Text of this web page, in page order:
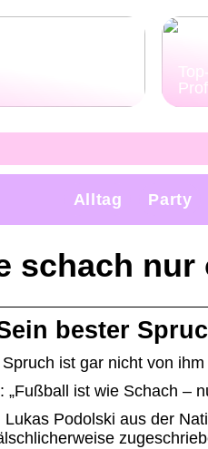
Alltag Party
schach
bester
ist gar nicht von
ist wie Schach –
Podolski aus der